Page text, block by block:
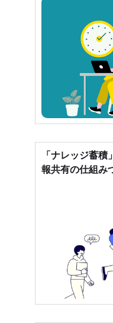
「ナレッジ蓄
報共有の仕組み